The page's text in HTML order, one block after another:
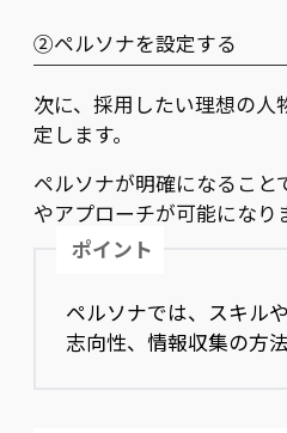
②ペルソナを設定する
次に、採用したい理想の
定します。
ペルソナが明確になるこ
やアプローチが可能になり
ポイント
ペルソナでは、スキル
志向性、情報収集の方